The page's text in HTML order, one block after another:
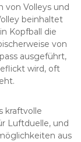
von Volleys und
beinhaltet
Kopfball die
von
ausgeführt,
wird, oft
kraftvolle
Luftduelle, und
aus